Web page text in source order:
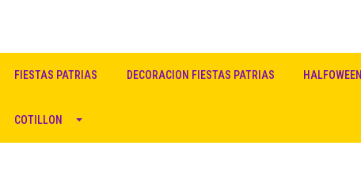
FIESTAS PATRIAS DECORACION FIESTAS PATRIAS HALFOWEEN
COTILLON